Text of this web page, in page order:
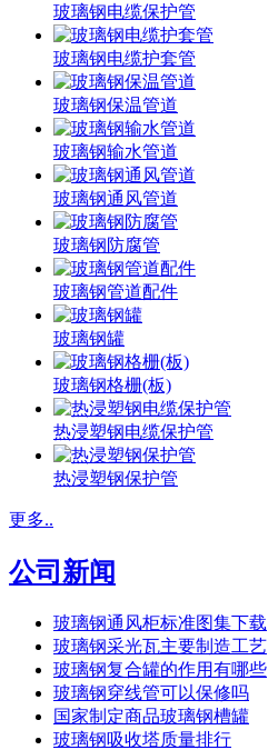
玻璃钢电缆保护管
玻璃钢电缆护套管
玻璃钢保温管道
玻璃钢输水管道
玻璃钢通风管道
玻璃钢防腐管
玻璃钢管道配件
玻璃钢罐
玻璃钢格栅(板)
热浸塑钢电缆保护管
热浸塑钢保护管
更多..
公司新闻
玻璃钢通风柜标准图集下载
玻璃钢采光瓦主要制造工艺
玻璃钢复合罐的作用有哪些
玻璃钢穿线管可以保修吗
国家制定商品玻璃钢槽罐
玻璃钢吸收塔质量排行